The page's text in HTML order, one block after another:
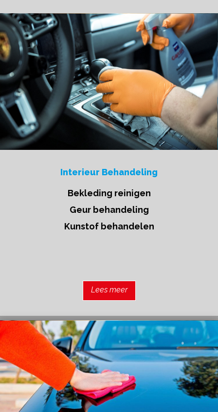
Interieur Behandeling
Bekleding reinigen
Geur behandeling
Kunstof behandelen
Lees meer